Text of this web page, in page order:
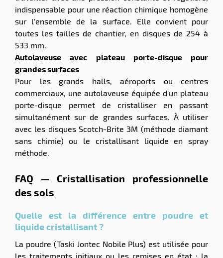
indispensable pour une réaction chimique homogène
sur l'ensemble de la surface. Elle convient pour
toutes les tailles de chantier, en disques de 254 à
533 mm.
Autolaveuse avec plateau porte-disque pour
grandes surfaces
Pour les grands halls, aéroports ou centres
commerciaux, une autolaveuse équipée d'un plateau
porte-disque permet de cristalliser en passant
simultanément sur de grandes surfaces. À utiliser
avec les disques Scotch-Brite 3M (méthode diamant
sans chimie) ou le cristallisant liquide en spray
méthode.
FAQ — Cristallisation professionnelle
des sols
Quelle est la différence entre poudre et
liquide cristallisant ?
La poudre (Taski Jontec Nobile Plus) est utilisée pour
les traitements initiaux ou les remises en état : la